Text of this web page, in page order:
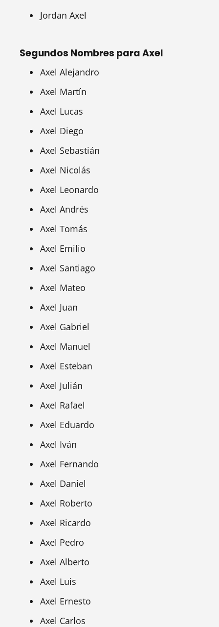
Jordan Axel
Segundos Nombres para Axel
Axel Alejandro
Axel Martín
Axel Lucas
Axel Diego
Axel Sebastián
Axel Nicolás
Axel Leonardo
Axel Andrés
Axel Tomás
Axel Emilio
Axel Santiago
Axel Mateo
Axel Juan
Axel Gabriel
Axel Manuel
Axel Esteban
Axel Julián
Axel Rafael
Axel Eduardo
Axel Iván
Axel Fernando
Axel Daniel
Axel Roberto
Axel Ricardo
Axel Pedro
Axel Alberto
Axel Luis
Axel Ernesto
Axel Carlos